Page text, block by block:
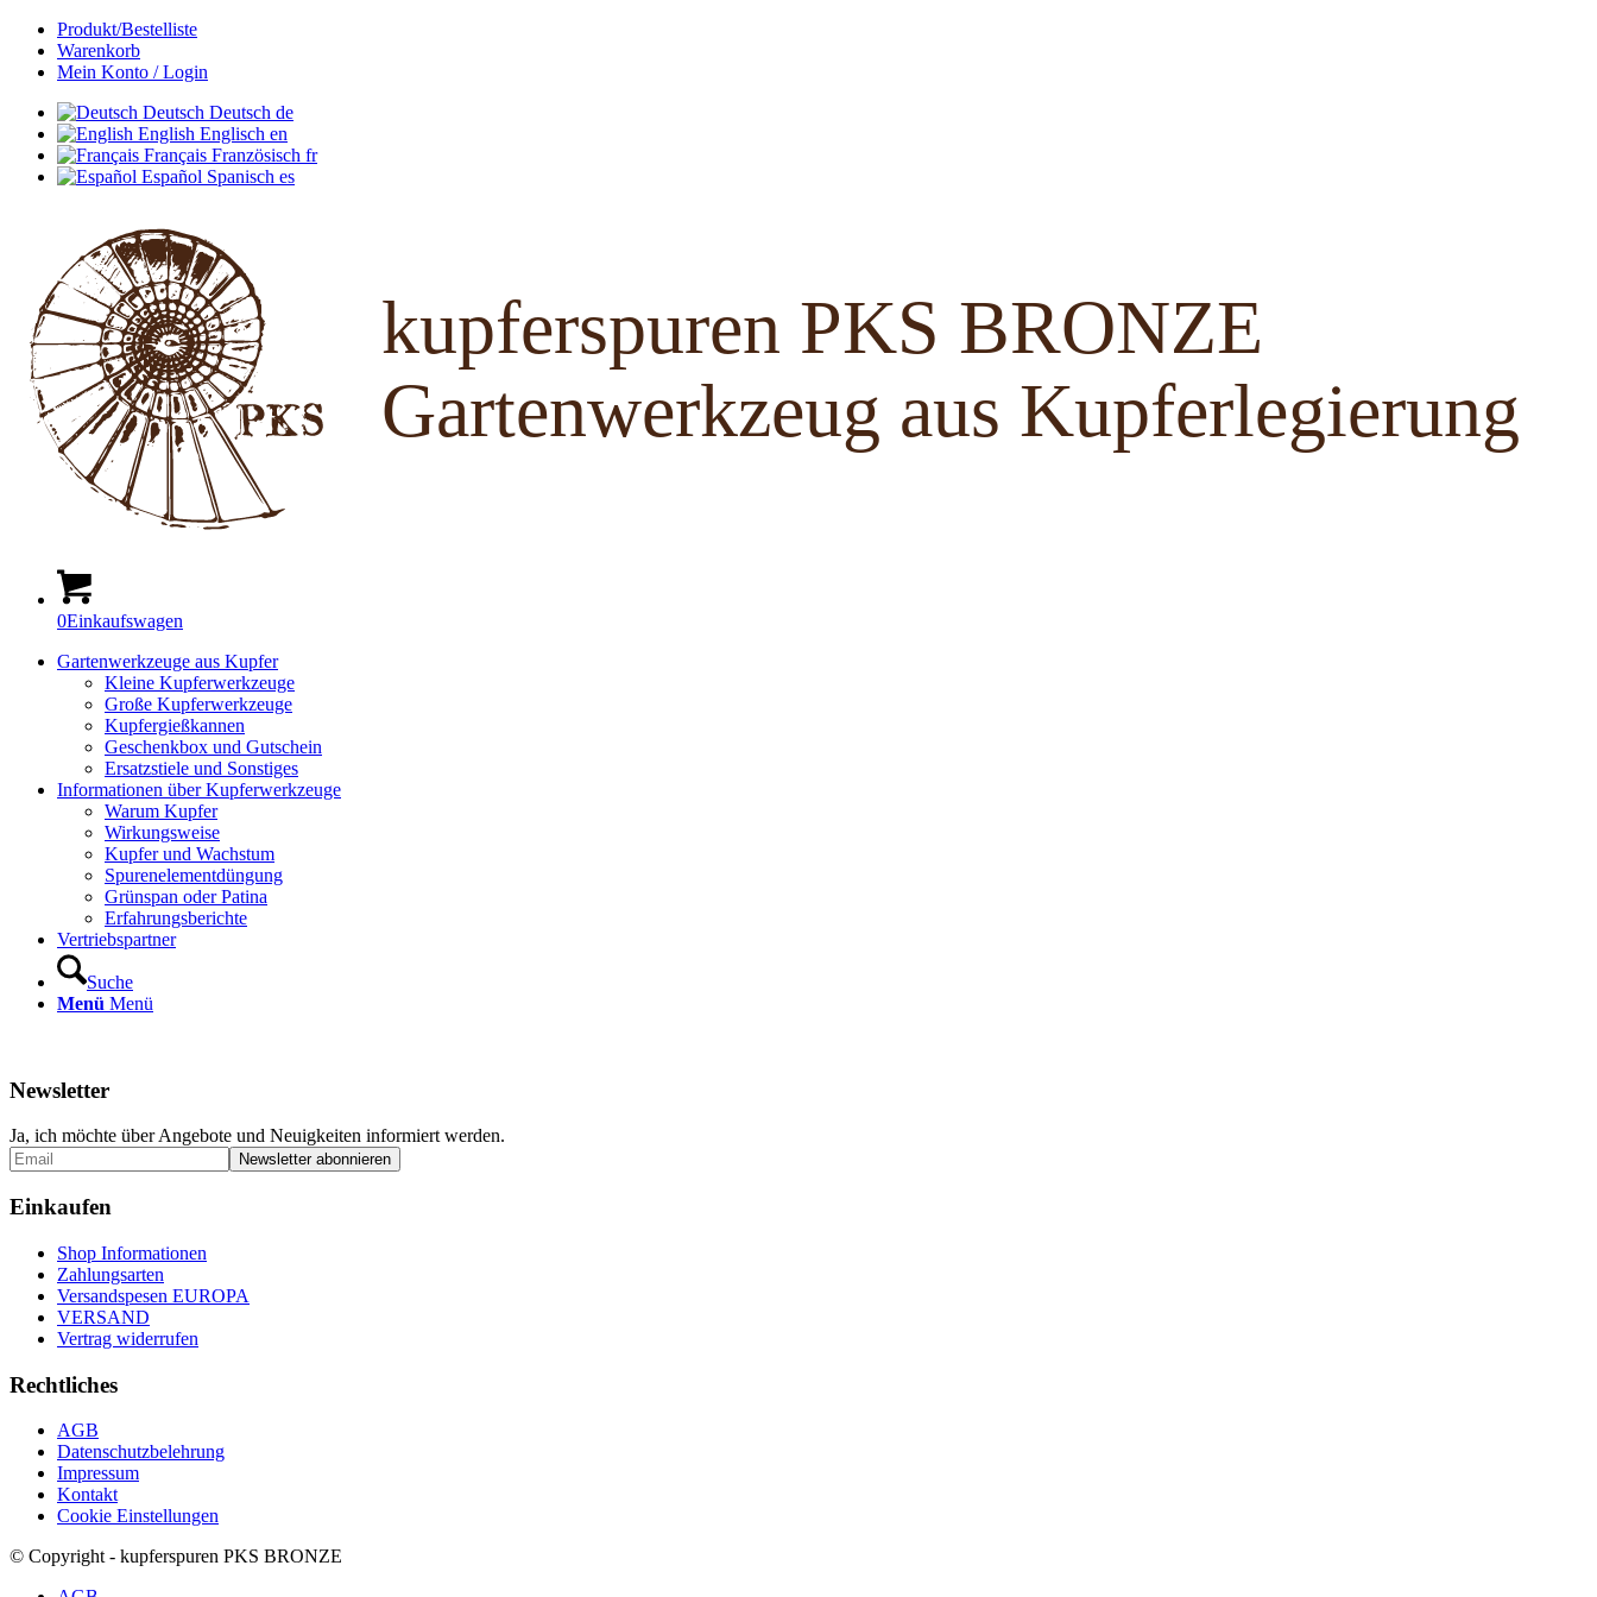
Produkt/Bestelliste
Warenkorb
Mein Konto / Login
Deutsch Deutsch de
English Englisch en
Français Französisch fr
Español Spanisch es
kupferspuren PKS BRONZE
Gartenwerkzeug aus Kupferlegierung
0Einkaufswagen
Gartenwerkzeuge aus Kupfer
Kleine Kupferwerkzeuge
Große Kupferwerkzeuge
Kupfergießkannen
Geschenkbox und Gutschein
Ersatzstiele und Sonstiges
Informationen über Kupferwerkzeuge
Warum Kupfer
Wirkungsweise
Kupfer und Wachstum
Spurenelementdüngung
Grünspan oder Patina
Erfahrungsberichte
Vertriebspartner
Suche
Menü Menü
Newsletter
Ja, ich möchte über Angebote und Neuigkeiten informiert werden.
Einkaufen
Shop Informationen
Zahlungsarten
Versandspesen EUROPA
VERSAND
Vertrag widerrufen
Rechtliches
AGB
Datenschutzbelehrung
Impressum
Kontakt
Cookie Einstellungen
© Copyright - kupferspuren PKS BRONZE